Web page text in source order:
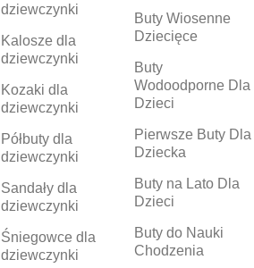
dziewczynki
Kalosze dla
dziewczynki
Kozaki dla
dziewczynki
Półbuty dla
dziewczynki
Sandały dla
dziewczynki
Śniegowce dla
dziewczynki
Buty Wiosenne
Dziecięce
Buty
Wodoodporne Dla
Dzieci
Pierwsze Buty Dla
Dziecka
Buty na Lato Dla
Dzieci
Buty do Nauki
Chodzenia